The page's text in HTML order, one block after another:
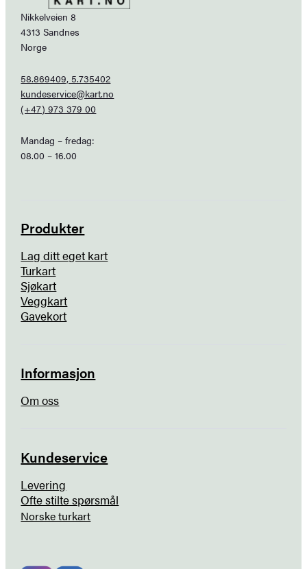
Nikkelveien 8
4313 Sandnes
Norge
58.869409, 5.735402
kundeservice@kart.no
(+47) 973 379 00
Mandag – fredag:
08.00 – 16.00
Produkter
Lag ditt eget kart
Turkart
Sjøkart
Veggkart
Gavekort
Informasjon
Om oss
Kundeservice
Levering
Ofte stilte spørsmål
Norske turkart